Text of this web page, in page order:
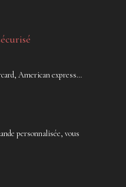
American express…
personnalisée, vous